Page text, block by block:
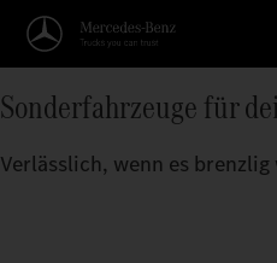
Sonderfahrzeuge für
Verlässlich, wenn es brenzlig